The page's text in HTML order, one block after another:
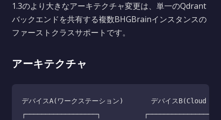
1.3のより大きなアーキテクチャ変更は、単一のQdrant
バックエンドを共有する複数BHGBrainインスタンスの
ファーストクラスサポートです。
アーキテクチャ
デバイスA(ワークステーション)       デバイスB(Cloud
┌──────────────────┐